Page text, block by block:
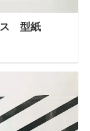
ス 型紙